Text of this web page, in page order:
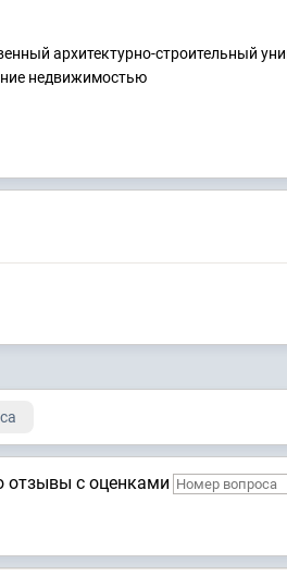
архитектурно-строительный
недвижимостью
отзывы с оценками